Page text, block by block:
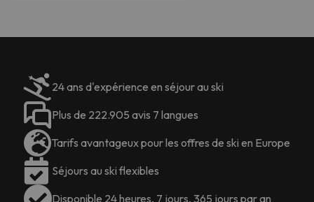
24 ans d'expérience en séjour au ski
Plus de 222.905 avis 7 langues
Tarifs avantageux pour les offres de ski en Europe
Séjours au ski flexibles
Disponible 24 heures, 7 jours, 365 jours par an